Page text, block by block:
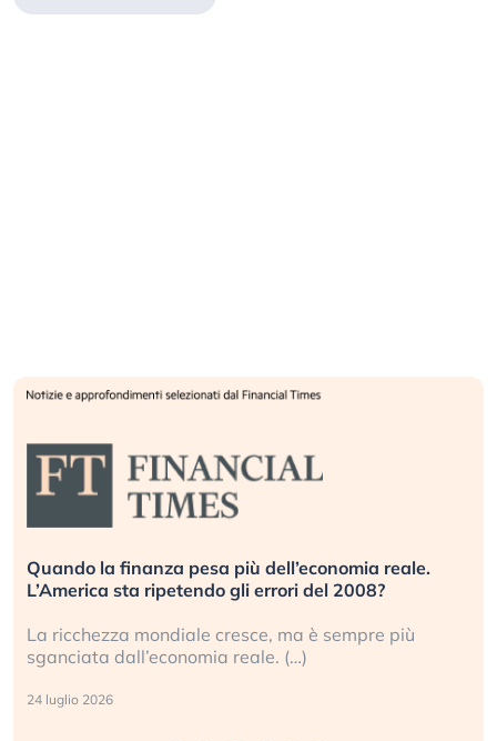
Quando la finanza pesa più dell’economia reale.
L’America sta ripetendo gli errori del 2008?
La ricchezza mondiale cresce, ma è sempre più
sganciata dall’economia reale. (…)
24 luglio 2026